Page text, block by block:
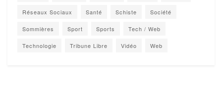
Réseaux Sociaux Santé Schiste Société
Sommières Sport Sports Tech / Web
Technologie Tribune Libre Vidéo Web